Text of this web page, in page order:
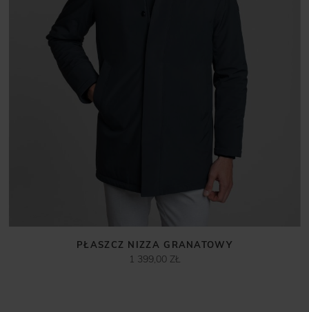
PŁASZCZ NIZZA GRANATOWY
1 399,00 ZŁ